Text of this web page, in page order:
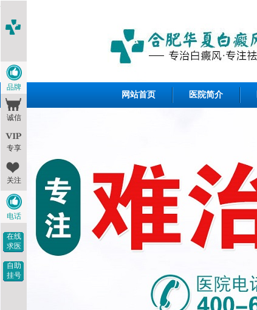
<1--
网站首页 医院简介
品牌
诚信
专享
关注
电话
在线
求医
自助
挂号